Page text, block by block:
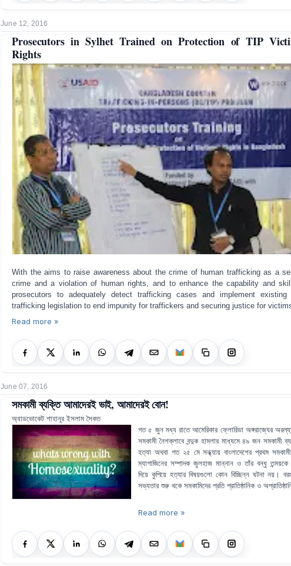
June 12, 2016
Prosecutors in Sylhet Trained on Protection of TIP
Rights
With the aims to raise awareness about the crime of human trafficking as a
crime and a violation of human rights, and to enhance the capability and
prosecutors to adequately detect trafficking cases and implement existing
trafficking legislation to end impunity for traffickers and securing justice for
Read more »
June 07, 2016
সমকামী ব্যক্তি আমাদেরই ভাই, আমাদেরই বোন!
অ্যাডভোকেট শাহানূর ইসলাম সৈকত
গত ৫ জুন মধ্য রাতে আমেরিকার ফ্লোরিডা অঙ্গরাজ্যের
সমকামী নৈশক্লাবে বন্দুক হামলার মাধ্যমে ৪৯ জন সমকামী
হত্যা অথবা গত ২৫ মে সন্ধ্যায় বাংলাদেশের প্রথম সমকামী
ম্যাগাজিনের সম্পাদক জুলহাজ মান্নান ও তাঁর বন্ধু তন্ময়কে
দিয়ে কুপিয়ে হত্যার বিষয়গুলো কোন বিচ্ছিন্ন ঘটনা নয়।
সভ্যতার শুরু থকে সমকামিদের প্রতি প্রাতিষ্ঠানিক ও
Read more »